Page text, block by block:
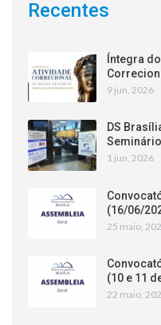
Recentes
Íntegra
9 jun, 2026
DS
1 jun, 2026
(16/06/
25 maio,
(10 e 11
22 maio,